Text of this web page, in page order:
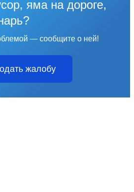
яма на дороге,
— сообщите о ней!
жалобу